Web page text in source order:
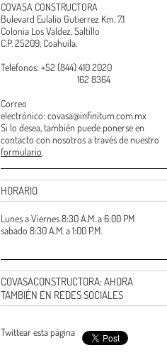
COVASA CONSTRUCTORA
Bulevard Eulalio Gutierrez Km. 7.1
Colonia Los Valdez, Saltillo
C.P. 25209, Coahuila.
Teléfonos: +52 (844) 410 2020
162 8364
Correo
electrónico: covasa@infinitum.com.mx
Si lo desea, también puede ponerse en
contacto con nosotros a través de nuestro
formulario
HORARIO
Lunes a Viernes 8:30 A.M. a 6:00 PM
sabado 8:30 A.M. a 1:00 P.M.
COVASACONSTRUCTORA: AHORA
TAMBIÉN EN REDES SOCIALES
Twittear esta página